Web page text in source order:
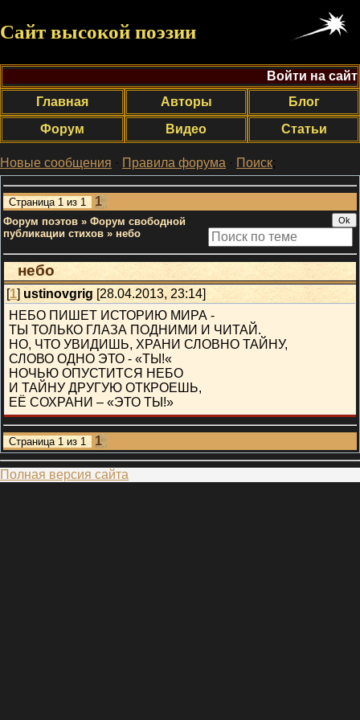
Сайт высокой поэзии
Войти на сайт
Главная
Авторы
Блог
Форум
Видео Статьи
Новые сообщения · Правила форума · Поиск;
Страница 1 из 1 1
Форум поэтов » Форум свободной
публикации стихов » небо
небо
[1] ustinovgrig [28.04.2013, 23:14]
НЕБО ПИШЕТ ИСТОРИЮ МИРА -
ТЫ ТОЛЬКО ГЛАЗА ПОДНИМИ И ЧИТАЙ.
НО, ЧТО УВИДИШЬ, ХРАНИ СЛОВНО ТАЙНУ,
СЛОВО ОДНО ЭТО - «ТЫ!«
НОЧЬЮ ОПУСТИТСЯ НЕБО
И ТАЙНУ ДРУГУЮ ОТКРОЕШЬ,
ЕЁ СОХРАНИ – «ЭТО ТЫ!»
Страница 1 из 1 1
Полная версия сайта